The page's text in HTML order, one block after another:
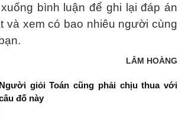
bình luận để ghi lại đáp án
và xem có bao nhiêu người cùng
LÂM HOÀNG
Người giỏi Toán cũng phải chịu thua với
đố này